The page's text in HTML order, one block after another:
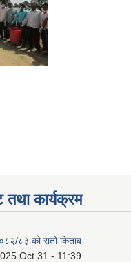
कार्यक्रम
८३ को रातो किताब
Oct 31 - 11:39